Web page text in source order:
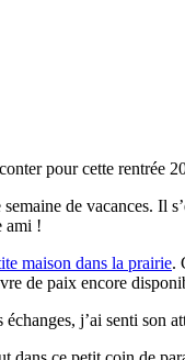
pour cette rentrée
de vacances. Il
ami !
maison dans la prairie.
de paix encore
j’ai senti son